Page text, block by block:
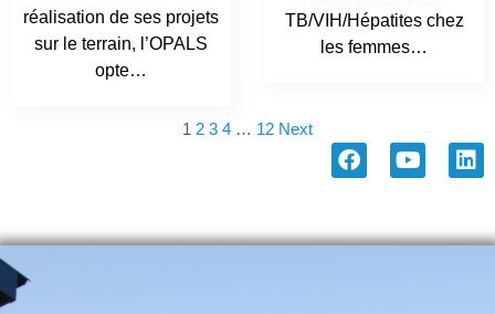
réalisation de ses projets
sur le terrain, l’OPALS
opte…
TB/VIH/Hépatites chez
les femmes…
1 2 3 4 … 12 Next